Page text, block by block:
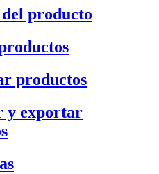
producto
productos
y exportar